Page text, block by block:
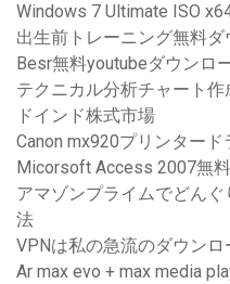
Windows 7 Ultimate ISO
出生前トレーニング無料
Besr無料youtubeダウンロ
テクニカル分析チャート
ドインド株式市場
Canon mx920プリンター
Micorsoft Access 2007無
アマゾンプライムでどん
法
VPNは私の急流のダウン
Ar max evo + max media